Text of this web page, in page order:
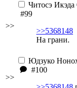
>>
Читосэ Икэда
#99
>>5368148
На грани.
>>
Юдзуко
#100